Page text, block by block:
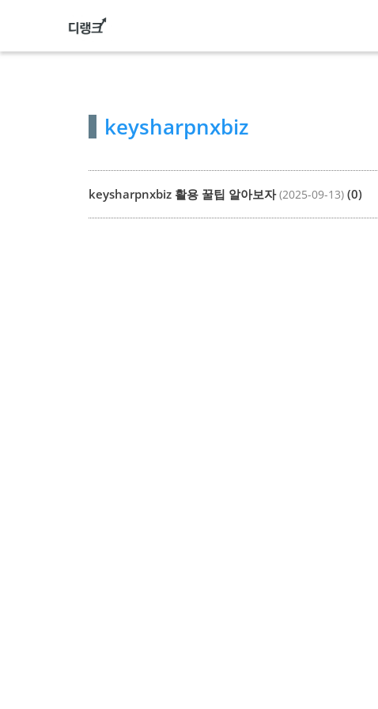
keysharpnxbiz
keysharpnxbiz 활용 꿀팁 알아보자 (2025-09-13) (0)